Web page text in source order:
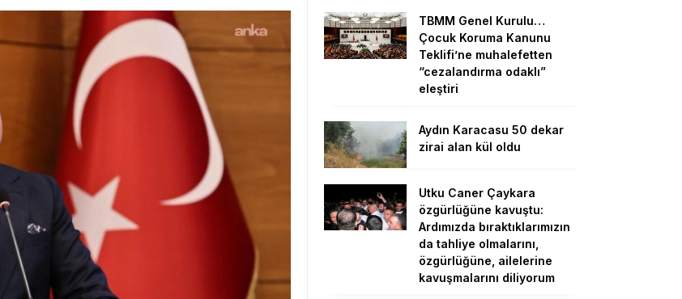
TBMM Genel Kurulu…
Çocuk Koruma Kanunu
Teklifi’ne muhalefetten
“cezalandırma odaklı”
eleştiri
Aydın Karacasu 50 dekar
zirai alan kül oldu
Utku Caner Çaykara
özgürlüğüne kavuştu:
Ardımızda bıraktıklarımızın
da tahliye olmalarını,
özgürlüğüne, ailelerine
kavuşmalarını diliyorum